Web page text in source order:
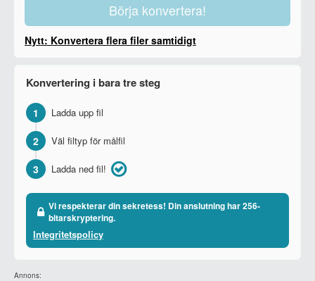
Börja konvertera!
Nytt: Konvertera flera filer samtidigt
Konvertering i bara tre steg
1 Ladda upp fil
2 Väl filtyp för målfil
3 Ladda ned fil!
Vi respekterar din sekretess! Din anslutning har 256-
bitarskryptering.
Integritetspolicy
Annons: